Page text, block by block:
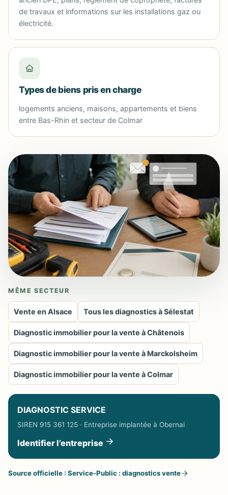
de travaux et informations sur les installations gaz ou
électricité.
Types de biens pris en charge
logements anciens, maisons, appartements et biens
entre Bas-Rhin et secteur de Colmar
MÊME SECTEUR
Vente en Alsace Tous les diagnostics à Sélestat
Diagnostic immobilier pour la vente à Châtenois
Diagnostic immobilier pour la vente à Marckolsheim
Diagnostic immobilier pour la vente à Colmar
DIAGNOSTIC SERVICE
SIREN 915 361 125 · Entreprise implantée à Obernai
Identifier l’entreprise
Source officielle : Service-Public : diagnostics vente